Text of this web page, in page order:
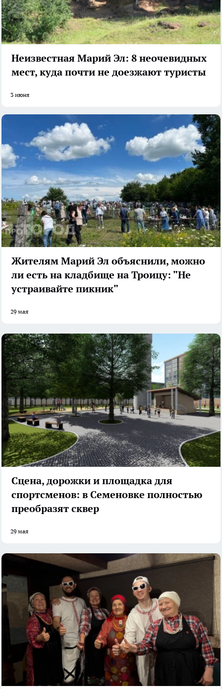
Неизвестная Марий Эл: 8 неочевидных
мест, куда почти не доезжают туристы
3 июня
Жителям Марий Эл объяснили, можно
ли есть на кладбище на Троицу: "Не
устраивайте пикник"
29 мая
Сцена, дорожки и площадка для
спортсменов: в Семеновке полностью
преобразят сквер
29 мая